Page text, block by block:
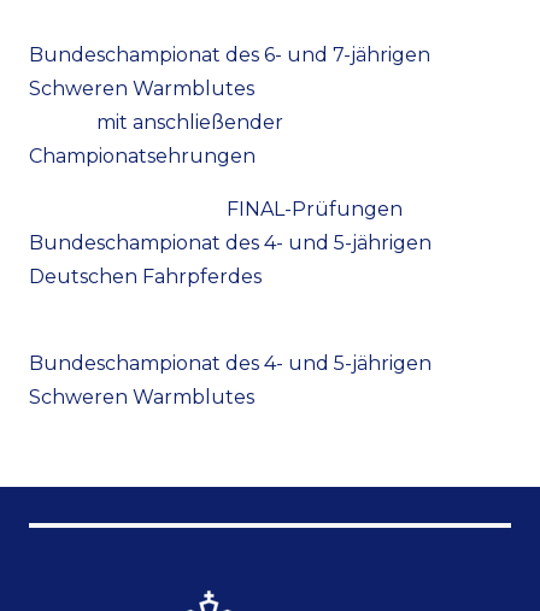
Bundeschampionat des 6- und 7-jährigen
Schweren Warmblutes
mit anschließender
Championatsehrungen
FINAL-Prüfungen
Bundeschampionat des 4- und 5-jährigen
Deutschen Fahrpferdes
Bundeschampionat des 4- und 5-jährigen
Schweren Warmblutes